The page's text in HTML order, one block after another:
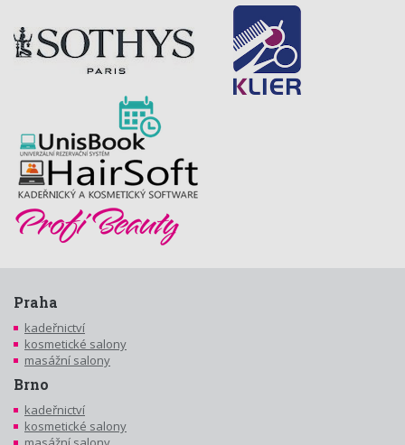
Praha
kadeřnictví
kosmetické salony
masážní salony
Brno
kadeřnictví
kosmetické salony